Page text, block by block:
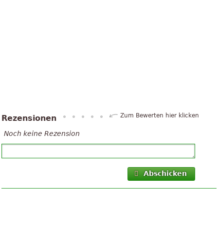
Rezensionen Zum Bewerten hier klicken
Noch keine Rezension
Abschicken